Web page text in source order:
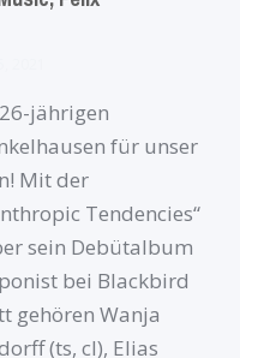
jährigen
für unser
Mit der
Tendencies“
sein Debütalbum
bei Blackbird
gehören Wanja
(ts, cl), Elias